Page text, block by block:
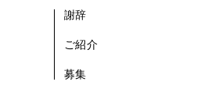
謝辞
ご紹介
募集